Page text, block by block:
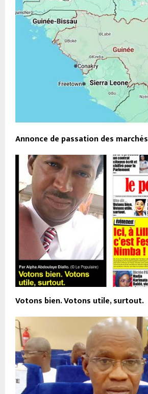
Annonce de passation des marchés
Votons bien. Votons utile, surtout.